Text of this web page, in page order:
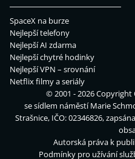
SpaceX na burze
Nejlepší telefony
Nejlepší AI zdarma
Nejlepší chytré hodinky
Nejlepší VPN – srovnání
Netflix filmy a seriály
© 2001 - 2026 Copyright
se sídlem náměstí Marie
Strašnice, IČO: 02346826,
Autorská práva k
Podmínky pro užívání